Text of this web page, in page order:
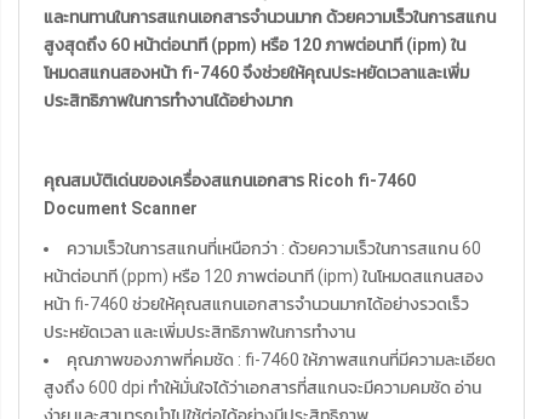
และทนทานในการสแกนเอกสารจำนวนมาก ด้วยความเร็วในการสแกน
สูงสุดถึง 60 หน้าต่อนาที (ppm) หรือ 120 ภาพต่อนาที (ipm) ใน
โหมดสแกนสองหน้า fi-7460 จึงช่วยให้คุณประหยัดเวลาและเพิ่ม
ประสิทธิภาพในการทำงานได้อย่างมาก
คุณสมบัติเด่นของเครื่องสแกนเอกสาร Ricoh fi-7460
Document Scanner
ความเร็วในการสแกนที่เหนือกว่า : ด้วยความเร็วในการสแกน 60
หน้าต่อนาที (ppm) หรือ 120 ภาพต่อนาที (ipm) ในโหมดสแกนสอง
หน้า fi-7460 ช่วยให้คุณสแกนเอกสารจำนวนมากได้อย่างรวดเร็ว
ประหยัดเวลา และเพิ่มประสิทธิภาพในการทำงาน
คุณภาพของภาพที่คมชัด : fi-7460 ให้ภาพสแกนที่มีความละเอียด
สูงถึง 600 dpi ทำให้มั่นใจได้ว่าเอกสารที่สแกนจะมีความคมชัด อ่าน
ง่าย และสามารถนำไปใช้ต่อได้อย่างมีประสิทธิภาพ